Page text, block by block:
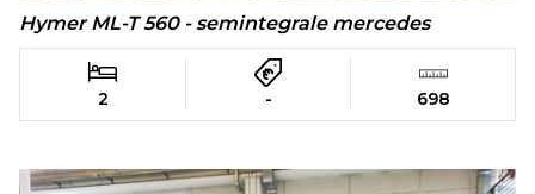
Hymer ML-T 560 - semintegrale mercedes
2 - 698